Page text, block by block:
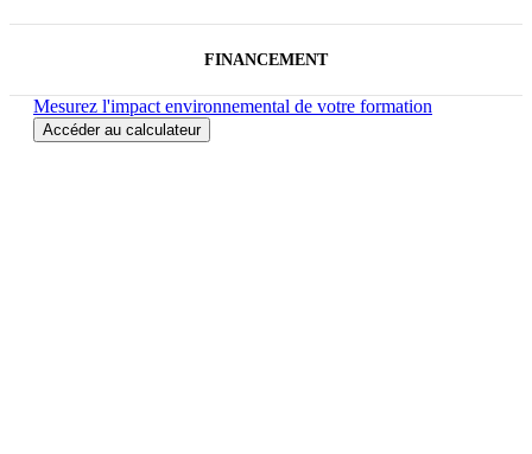
FINANCEMENT
Mesurez l'impact environnemental de votre formation
Accéder au calculateur